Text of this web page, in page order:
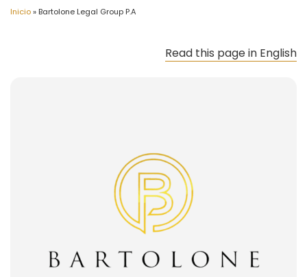
Inicio» Bartolone Legal Group P.A
Read this page in English